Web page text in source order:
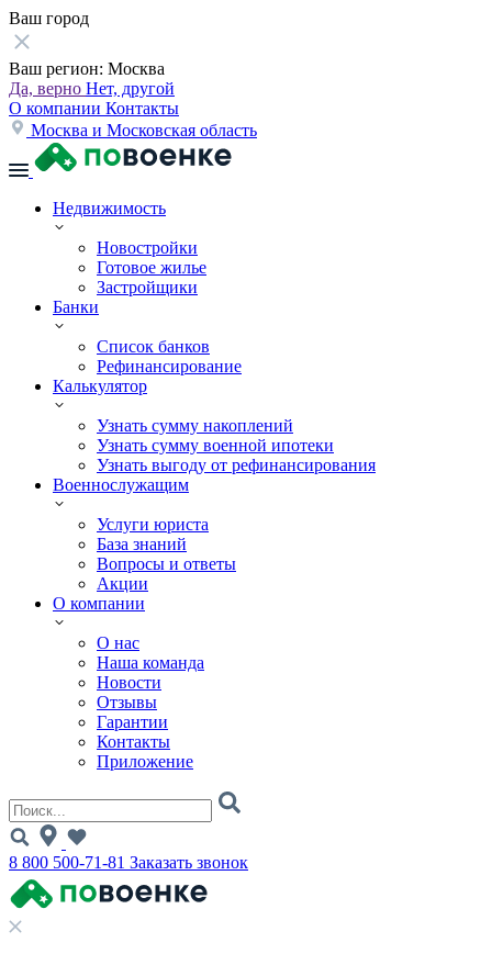
Ваш город
Ваш регион: Москва
Да, верно Нет, другой
О компании Контакты
Москва и Московская область
Недвижимость
Новостройки
Готовое жилье
Застройщики
Банки
Список банков
Рефинансирование
Калькулятор
Узнать сумму накоплений
Узнать сумму военной ипотеки
Узнать выгоду от рефинансирования
Военнослужащим
Услуги юриста
База знаний
Вопросы и ответы
Акции
О компании
О нас
Наша команда
Новости
Отзывы
Гарантии
Контакты
Приложение
8 800 500-71-81 Заказать звонок